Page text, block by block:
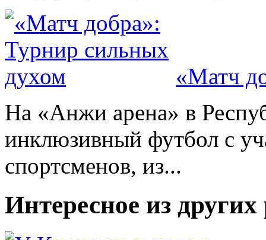
«Матч
На «Анжи арена» в
инклюзивный футбол с
спортсменов, из...
Интересное из